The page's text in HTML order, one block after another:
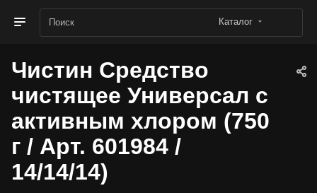
Каталог
Чистин Средство
чистящее Универсал с
активным хлором (750
г / Арт. 601984 /
14/14/14)